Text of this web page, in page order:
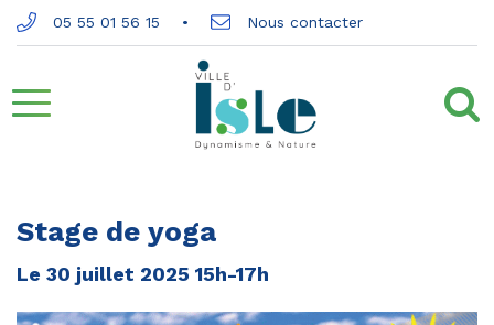
Gestion des traceurs
05 55 01 56 15 Nous contacter
Aller
la
navigation
Stage de yoga
Le 30 juillet 2025 15h-17h